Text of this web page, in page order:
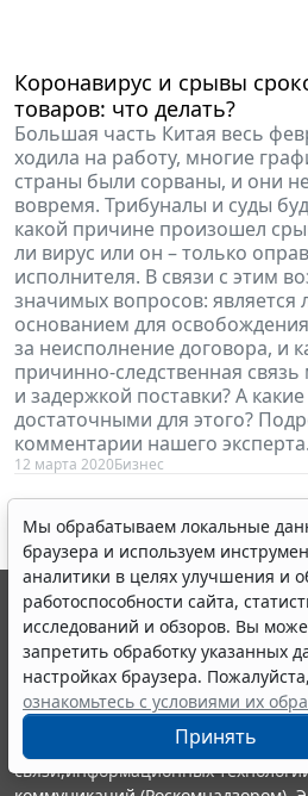
Коронавирус и срывы
товаров: что делать?
Большая часть Китая весь
ходила на работу, многие
страны были сорваны, и они
вовремя. Трибуналы и суды
какой причине произошел
ли вирус или он – только
исполнителя. В связи с этим
значимых вопросов: является
основанием для
за неисполнение договора, и
причинно-следственная
и задержкой поставки? А
достаточными для этого?
комментарии нашего эксперта.
12 марта 2020Бизнес
Мы обрабатываем локальные
браузера и используем
аналитики в целях улучшения и
работоспособности сайта,
исследований и обзоров. Вы
запретить обработку указанных
настройках браузера. Пожалуйста,
ознакомьтесь с условиями их
Принять
© ООО "НПП "ГАРАНТ-СЕРВИС",
выпускается с 1990 года.
являются участниками
информации ГАРАНТ.
Портал ГАРАНТ.РУ
издания Федеральной службой по
связи,информационных